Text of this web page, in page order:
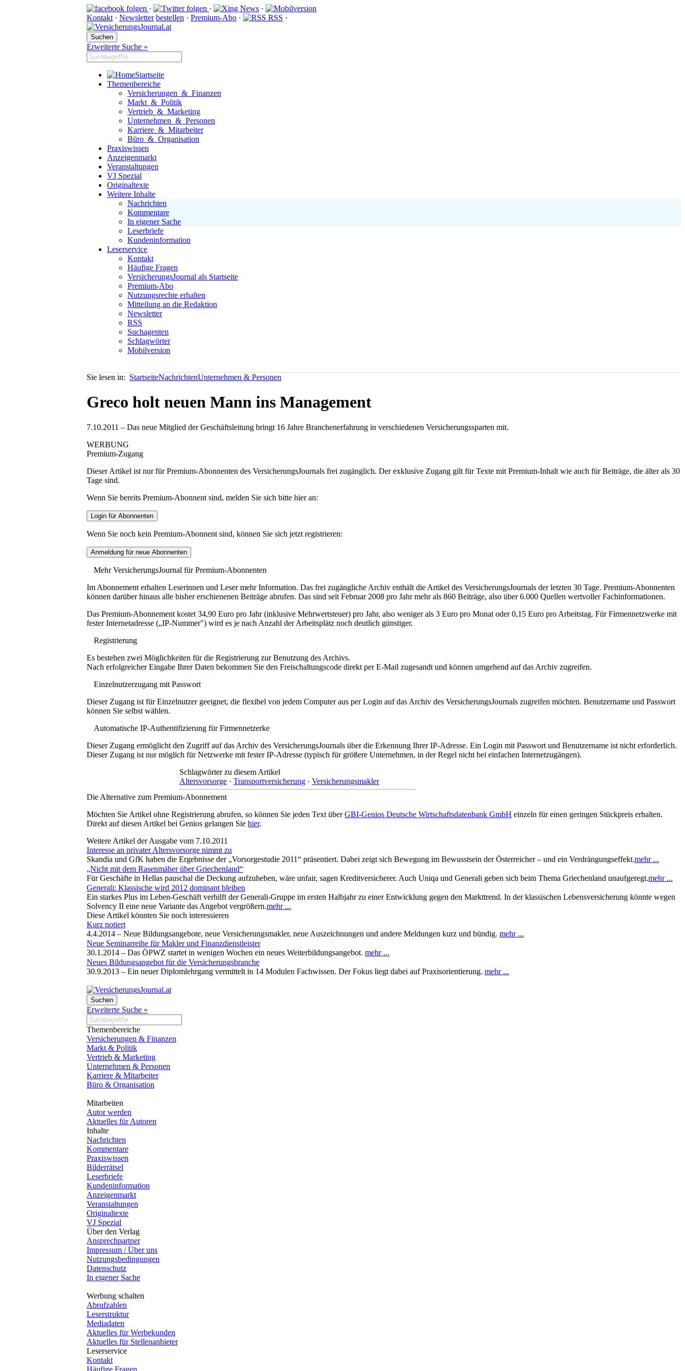
· ·
·
Kontakt · Newsletter bestellen · Premium-Abo · RSS ·
Erweiterte Suche »
Startseite
Themenbereiche
Versicherungen & Finanzen
Markt & Politik
Vertrieb & Marketing
Unternehmen & Personen
Karriere & Mitarbeiter
Büro & Organisation
Praxiswissen
Anzeigenmarkt
Veranstaltungen
VJ Spezial
Originaltexte
Weitere Inhalte
Nachrichten
Kommentare
In eigener Sache
Leserbriefe
Kundeninformation
Leserservice
Kontakt
Häufige Fragen
VersicherungsJournal als Startseite
Premium-Abo
Nutzungsrechte erhalten
Mitteilung an die Redaktion
Newsletter
RSS
Suchagenten
Schlagwörter
Mobilversion
Sie lesen in: StartseiteNachrichtenUnternehmen & Personen
Greco holt neuen Mann ins Management
7.10.2011 – Das neue Mitglied der Geschäftsleitung bringt 16 Jahre Branchenerfahrung in verschiedenen Versicherungssparten mit.
WERBUNG
Premium-Zugang
Dieser Artikel ist nur für Premium-Abonnenten des VersicherungsJournals frei zugänglich. Der exklusive Zugang gilt für Texte mit Premium-Inhalt wie auch für Beiträge, die älter als 30
Tage sind.
Wenn Sie bereits Premium-Abonnent sind, melden Sie sich bitte hier an:
Wenn Sie noch kein Premium-Abonnent sind, können Sie sich jetzt registrieren:
Mehr VersicherungsJournal für Premium-Abonnenten
Im Abonnement erhalten Leserinnen und Leser mehr Information. Das frei zugängliche Archiv enthält die Artikel des VersicherungsJournals der letzten 30 Tage. Premium-Abonnenten
können darüber hinaus alle bisher erschienenen Beiträge abrufen. Das sind seit Februar 2008 pro Jahr mehr als 860 Beiträge, also über 6.000 Quellen wertvoller Fachinformationen.
Das Premium-Abonnement kostet 34,90 Euro pro Jahr (inklusive Mehrwertsteuer) pro Jahr, also weniger als 3 Euro pro Monat oder 0,15 Euro pro Arbeitstag. Für Firmennetzwerke mit
fester Internetadresse („IP-Nummer") wird es je nach Anzahl der Arbeitsplätz noch deutlich günstiger.
Registrierung
Es bestehen zwei Möglichkeiten für die Registrierung zur Benutzung des Archivs.
Nach erfolgreicher Eingabe Ihrer Daten bekommen Sie den Freischaltungscode direkt per E-Mail zugesandt und können umgehend auf das Archiv zugreifen.
Einzelnutzerzugang mit Passwort
Dieser Zugang ist für Einzelnutzer geeignet, die flexibel von jedem Computer aus per Login auf das Archiv des VersicherungsJournals zugreifen möchten. Benutzername und Passwort
können Sie selbst wählen.
Automatische IP-Authentifizierung für Firmennetzerke
Dieser Zugang ermöglicht den Zugriff auf das Archiv des VersicherungsJournals über die Erkennung Ihrer IP-Adresse. Ein Login mit Passwort und Benutzername ist nicht erforderlich.
Dieser Zugang ist nur möglich für Netzwerke mit fester IP-Adresse (typisch für größere Unternehmen, in der Regel nicht bei einfachen Internetzugängen).
Schlagwörter zu diesem Artikel
Altersvorsorge · Transportversicherung · Versicherungsmakler
Die Alternative zum Premium-Abonnement
Möchten Sie Artikel ohne Registrierung abrufen, so können Sie jeden Text überGBI-Genios Deutsche Wirtschaftsdatenbank GmbH einzeln für einen geringen Stückpreis erhalten.
Direkt auf diesen Artikel bei Genios gelangen Sie hier.
Weitere Artikel der Ausgabe vom 7.10.2011
Interesse an privater Altersvorsorge nimmt zu
Skandia und GfK haben die Ergebnisse der „Vorsorgestudie 2011“ präsentiert. Dabei zeigt sich Bewegung im Bewusstsein der Österreicher – und ein Verdrängungseffekt.mehr ...
„Nicht mit dem Rasenmäher über Griechenland“
Für Geschäfte in Hellas pauschal die Deckung aufzuheben, wäre unfair, sagen Kreditversicherer. Auch Uniqa und Generali geben sich beim Thema Griechenland unaufgeregt.mehr ...
Generali: Klassische wird 2012 dominant bleiben
Ein starkes Plus im Leben-Geschäft verhilft der Generali-Gruppe im ersten Halbjahr zu einer Entwicklung gegen den Markttrend. In der klassischen Lebensversicherung könnte wegen
Solvency II eine neue Variante das Angebot vergrößern.mehr ...
Diese Artikel könnten Sie noch interessieren
Kurz notiert
4.4.2014 – Neue Bildungsangebote, neue Versicherungsmakler, neue Auszeichnungen und andere Meldungen kurz und bündig. mehr ...
Neue Seminarreihe für Makler und Finanzdienstleister
30.1.2014 – Das ÖPWZ startet in wenigen Wochen ein neues Weiterbildungsangebot. mehr ...
Neues Bildungsangebot für die Versicherungsbranche
30.9.2013 – Ein neuer Diplomlehrgang vermittelt in 14 Modulen Fachwissen. Der Fokus liegt dabei auf Praxisorientierung. mehr ...
Erweiterte Suche »
Themenbereiche
Versicherungen & Finanzen
Markt & Politik
Vertrieb & Marketing
Unternehmen & Personen
Karriere & Mitarbeiter
Büro & Organisation
Mitarbeiten
Autor werden
Aktuelles für Autoren
Inhalte
Nachrichten
Kommentare
Praxiswissen
Bilderrätsel
Leserbriefe
Kundeninformation
Anzeigenmarkt
Veranstaltungen
Originaltexte
VJ Spezial
Über den Verlag
Ansprechpartner
Impressum / Über uns
Nutzungsbedingungen
Datenschutz
In eigener Sache
Werbung schalten
Abrufzahlen
Leserstruktur
Mediadaten
Aktuelles für Werbekunden
Aktuelles für Stellenanbieter
Leserservice
Kontakt
Häufige Fragen